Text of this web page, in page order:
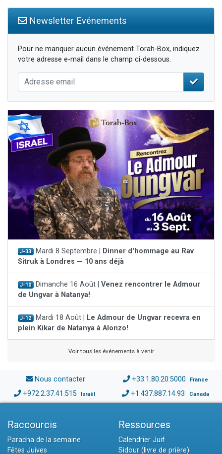
Newsletter Evénements
Pour ne manquer aucun événement Torah-Box, indiquez
votre adresse e-mail dans le champ ci-dessous.
J-33 Mardi 8 Septembre |
Dinner d'hommage au Rav
Sitruk à Londres — 10 ans déjà
J-10 Dimanche 16 Août | Venez rencontrer le Admour
de Ungvar à Natanya!
J-12 Mardi 18 Août |
Le Admour de Ungvar recevra en
plein Kikar de Natanya à Alonzo!
Voir tous les événements à venir
Nous contacter +33.1.80.20.5000 France
+972.2.37.41.515 Israël +1.437.887.14.93 Canada
Raccourcis
Paracha de la semaine
Fêtes Juives
Ressources
Calendrier Juif
Sidour (livre de prière)